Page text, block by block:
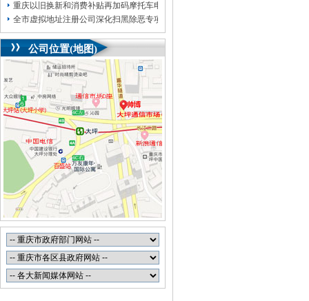
重庆以旧换新和消费补贴再加码摩托车电动自行车首次被纳入，重庆无地址注册
全市虚拟地址注册公司深化扫黑除恶专项斗争部署会议召开
公司位置(地图)